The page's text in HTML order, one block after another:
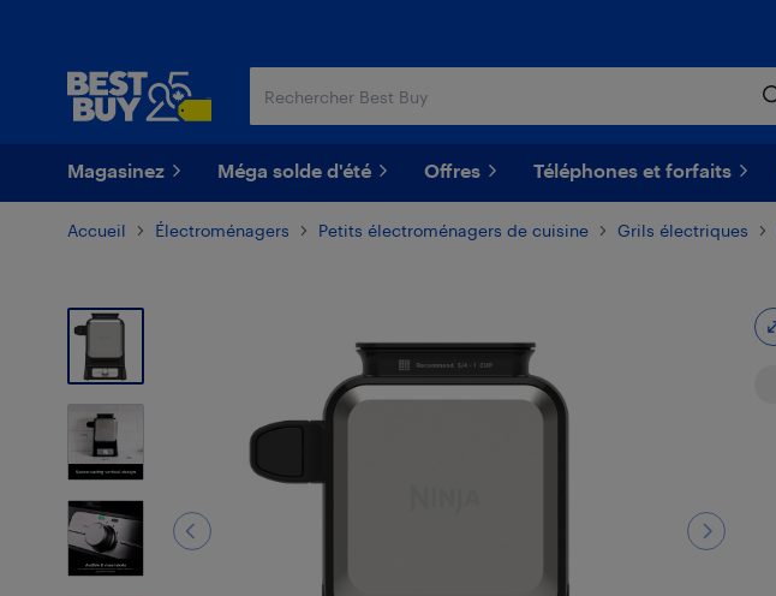
Magasinez Méga solde d'été Offres Téléphones et forfaits
Accueil Électroménagers Petits électroménagers de cuisine Grils électriques